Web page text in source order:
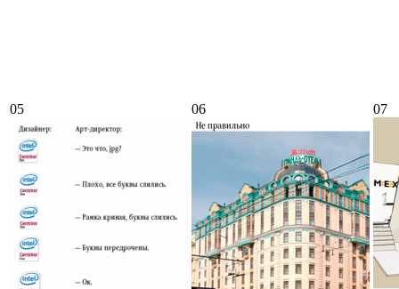
05 06 07